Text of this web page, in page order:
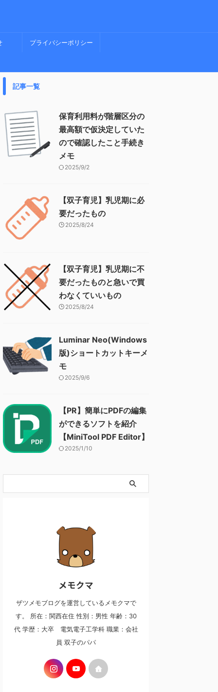
プライバシーポリシー
記事一覧
保育利用料が階層区分の
最高額で仮決定していた
ので確認したこと手続き
メモ
2025/9/2
【双子育児】乳児期に必
要だったもの
2025/8/24
【双子育児】乳児期に不
要だったものと急いで買
わなくていいもの
2025/8/24
Luminar Neo(Windows
版)ショートカットキーメ
モ
2025/9/6
【PR】簡単にPDFの編集
ができるソフトを紹介
【MiniTool PDF Editor】
2025/1/10
メモクマ
ザツメモブログを運営しているメモクマで
す。 所在：関西在住 性別：男性 年齢：30
代 学歴：大卒 電気電子工学科 職業：会社
員 双子のパパ